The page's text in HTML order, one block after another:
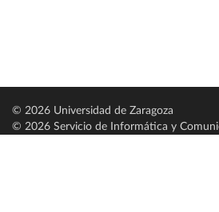
© 2026 Universidad de Zaragoza
© 2026 Servicio de Informática y